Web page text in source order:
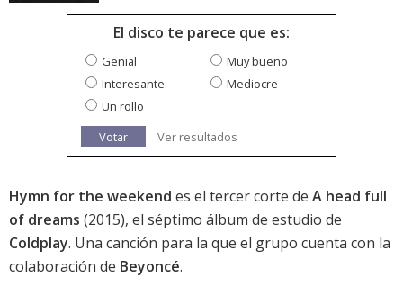
El disco te parece que es:
Genial
Muy bueno
Interesante
Mediocre
Un rollo
Votar
Ver resultados
Hymn for the weekend es el tercer corte de A head full
of dreams (2015), el séptimo álbum de estudio de
Coldplay. Una canción para la que el grupo cuenta con la
colaboración de Beyoncé.